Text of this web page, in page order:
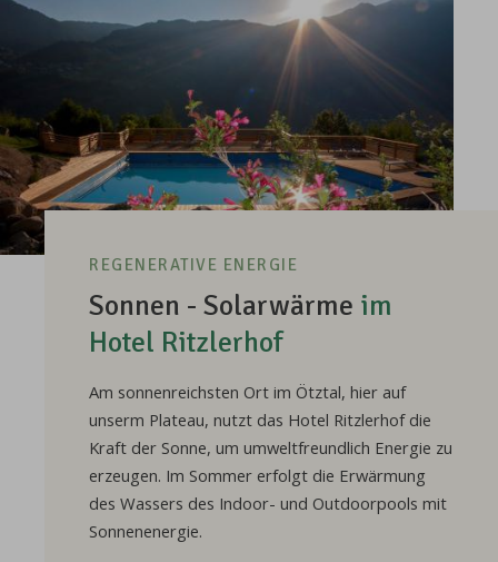
REGENERATIVE ENERGIE
Sonnen - Solarwärme im
Hotel Ritzlerhof
Am sonnenreichsten Ort im Ötztal, hier auf
unserm Plateau, nutzt das Hotel Ritzlerhof die
Kraft der Sonne, um umweltfreundlich Energie zu
erzeugen. Im Sommer erfolgt die Erwärmung
des Wassers des Indoor- und Outdoorpools mit
Sonnenenergie.